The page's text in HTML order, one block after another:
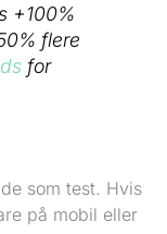
+100%
flere
for
som test. Hvis
på mobil eller